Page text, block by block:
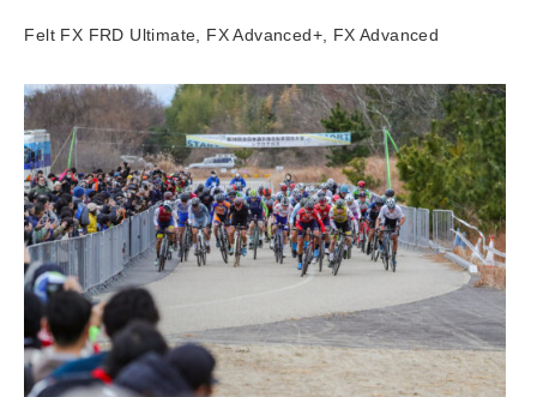
Felt FX FRD Ultimate, FX Advanced+, FX Advanced